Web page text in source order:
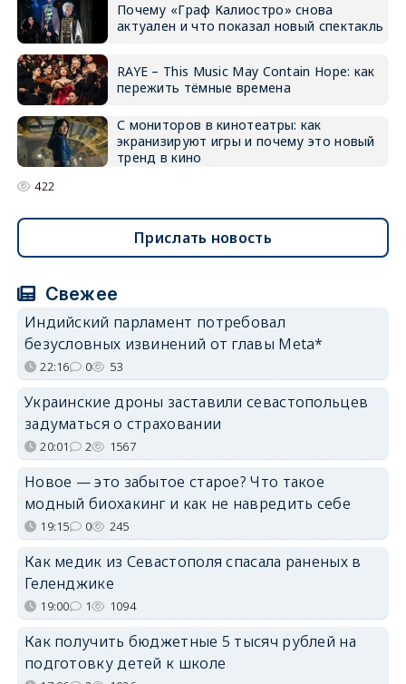
Почему «Граф Калиостро» снова
актуален и что показал новый спектакль
RAYE – This Music May Contain Hope: как
пережить тёмные времена
С мониторов в кинотеатры: как
экранизируют игры и почему это новый
тренд в кино
422
Прислать новость
Свежее
Индийский парламент потребовал
безусловных извинений от главы Meta*
22:16 0 53
Украинские дроны заставили севастопольцев
задуматься о страховании
20:01 2 1567
Новое — это забытое старое? Что такое
модный биохакинг и как не навредить себе
19:15 0 245
Как медик из Севастополя спасала раненых в
Геленджике
19:00 1 1094
Как получить бюджетные 5 тысяч рублей на
подготовку детей к школе